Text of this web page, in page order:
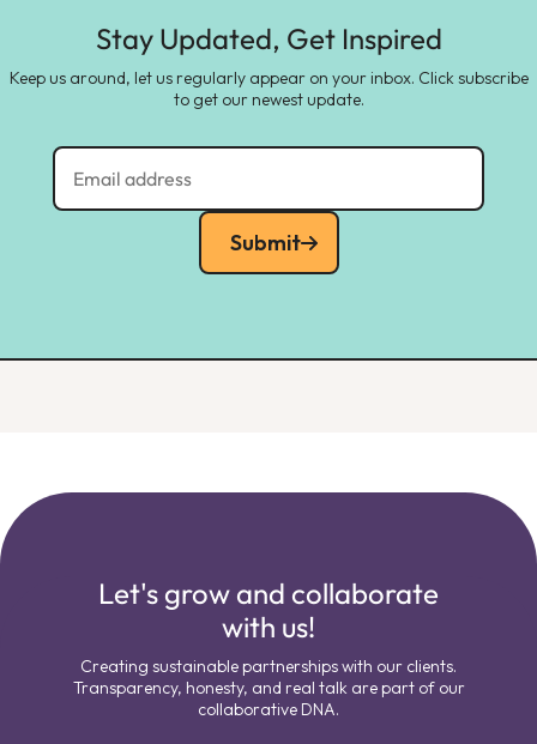
Stay Updated, Get Inspired
Keep us around, let us regularly appear on your inbox. Click subscribe
to get our newest update.
Submit
Let's grow and collaborate
with us!
Creating sustainable partnerships with our clients.
Transparency, honesty, and real talk are part of our
collaborative DNA.